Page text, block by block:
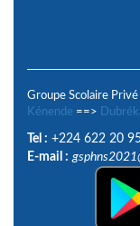
Groupe Scolaire Privé
Kénende ==>
Tel : +224 622 20
E-mail :